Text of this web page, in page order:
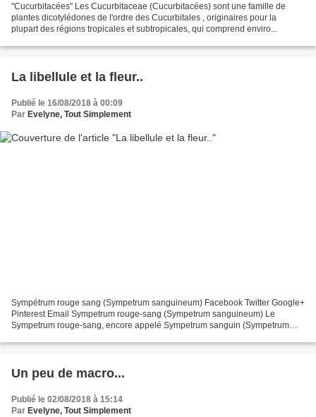
"Cucurbitacées" Les Cucurbitaceae (Cucurbitacées) sont une famille de
plantes dicotylédones de l'ordre des Cucurbitales , originaires pour la
plupart des régions tropicales et subtropicales, qui comprend enviro...
La libellule et la fleur..
Publié le 16/08/2018 à 00:09
Par Evelyne, Tout Simplement
Sympétrum rouge sang (Sympetrum sanguineum) Facebook Twitter Google+
Pinterest Email Sympetrum rouge-sang (Sympetrum sanguineum) Le
Sympetrum rouge-sang, encore appelé Sympetrum sanguin (Sympetrum
Un peu de macro...
Publié le 02/08/2018 à 15:14
Par Evelyne, Tout Simplement